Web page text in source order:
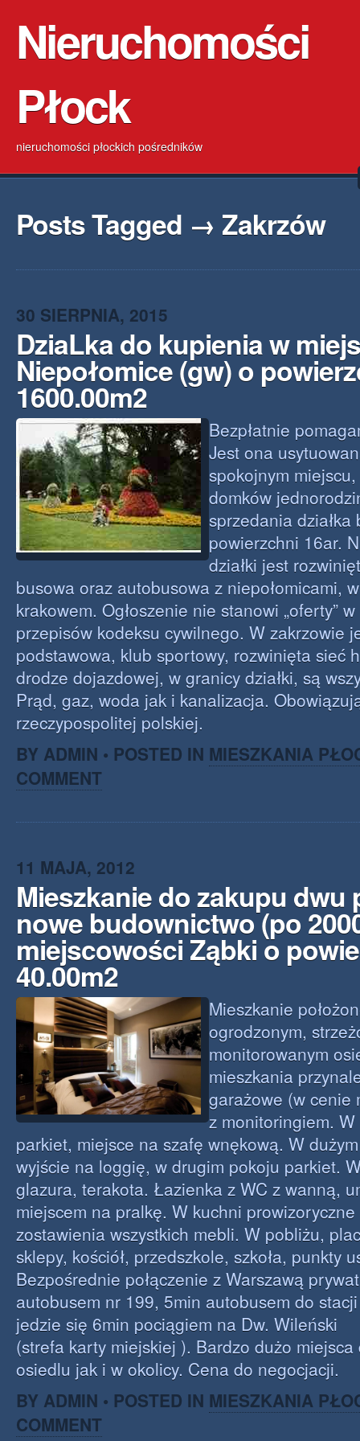
Nieruchomości
Płock
nieruchomości płockich pośredników
Posts Tagged → Zakrzów
30 SIERPNIA, 2015
DziaLka do kupienia w
Niepołomice (gw) o
1600.00m2
Bezpłatnie
Jest ona
spokojnym
domków
sprzedania
powierzchni 16ar.
działki jest
busowa oraz autobusowa z niepołomicami,
krakowem. Ogłoszenie nie stanowi „oferty”
przepisów kodeksu cywilnego. W zakrzowie
podstawowa, klub sportowy, rozwinięta sieć
drodze dojazdowej, w granicy działki, są
Prąd, gaz, woda jak i kanalizacja.
rzeczypospolitej polskiej.
BY ADMIN • POSTED IN MIESZKANIA
COMMENT
11 MAJA, 2012
Mieszkanie do zakupu dwu
nowe budownictwo (po
miejscowości Ząbki o
40.00m2
Mieszkanie
ogrodzonym,
monitorowanym
mieszkania
garażowe (w cenie
z monitoringiem.
parkiet, miejsce na szafę wnękową. W
wyjście na loggię, w drugim pokoju parkiet.
glazura, terakota. Łazienka z WC z wanną,
miejscem na pralkę. W kuchni
zostawienia wszystkich mebli. W pobliżu,
sklepy, kościół, przedszkole, szkoła, punkty
Bezpośrednie połączenie z Warszawą
autobusem nr 199, 5min autobusem do
jedzie się 6min pociągiem na Dw. Wileński
(strefa karty miejskiej ). Bardzo dużo
osiedlu jak i w okolicy. Cena do negocjacji.
BY ADMIN • POSTED IN MIESZKANIA
COMMENT